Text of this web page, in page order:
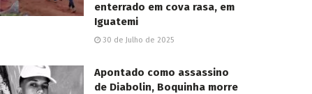
enterrado em cova rasa, em
Iguatemi
30 de Julho de 2025
Apontado como assassino
de Diabolin, Boquinha morre